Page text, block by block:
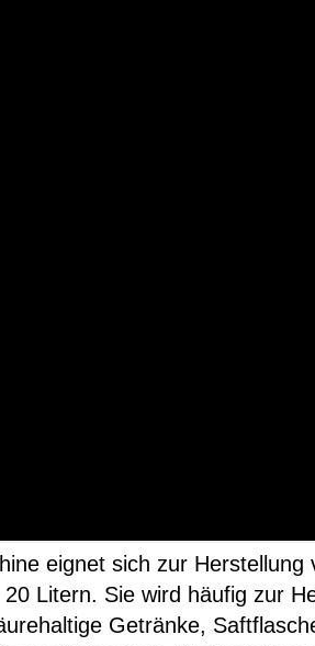
eignet sich zur Herstellung
Litern. Sie wird häufig zur
Getränke,